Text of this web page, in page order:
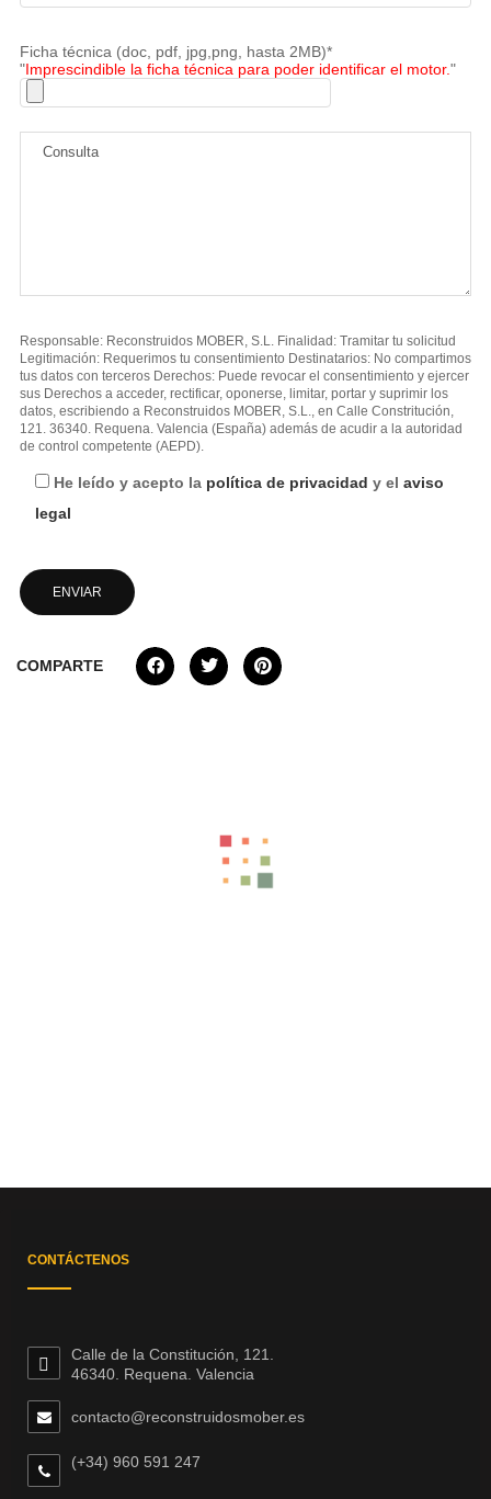
Ficha técnica (doc, pdf, jpg,png, hasta 2MB)*
"Imprescindible la ficha técnica para poder identificar el motor."
Responsable: Reconstruidos MOBER, S.L. Finalidad: Tramitar tu solicitud
Legitimación: Requerimos tu consentimiento Destinatarios: No compartimos
tus datos con terceros Derechos: Puede revocar el consentimiento y ejercer
sus Derechos a acceder, rectificar, oponerse, limitar, portar y suprimir los
datos, escribiendo a Reconstruidos MOBER, S.L., en Calle Constritución,
121. 36340. Requena. Valencia (España) además de acudir a la autoridad
de control competente (AEPD).
He leído y acepto la política de privacidad y el aviso
legal
COMPARTE
CONTÁCTENOS
Calle de la Constitución, 121.
46340. Requena. Valencia
contacto@reconstruidosmober.es
(+34) 960 591 247